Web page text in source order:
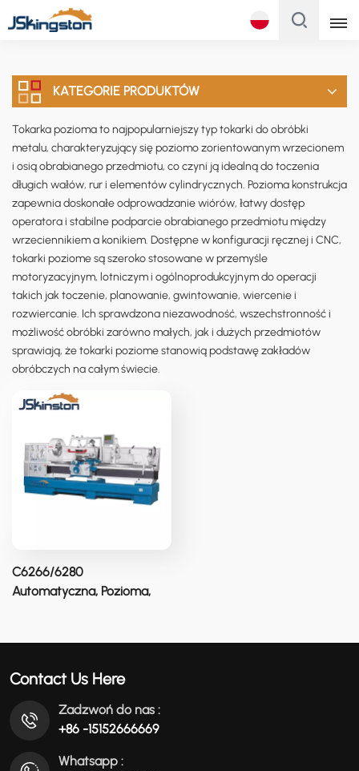
Polski
English
Français
Русский
Italiano
Español
Português
Türk
Polski
KATEGORIE PRODUKTÓW
Tokarka pozioma to najpopularniejszy typ tokarki do obróbki
metalu, charakteryzujący się poziomo zorientowanym wrzecionem
i osią obrabianego przedmiotu, co czyni ją idealną do toczenia
długich wałów, rur i elementów cylindrycznych. Pozioma konstrukcja
zapewnia doskonałe odprowadzanie wiórów, łatwy dostęp
operatora i stabilne podparcie obrabianego przedmiotu między
wrzeciennikiem a konikiem. Dostępne w konfiguracji ręcznej i CNC,
tokarki poziome są szeroko stosowane w przemyśle
motoryzacyjnym, lotniczym i ogólnoprodukcyjnym do operacji
takich jak toczenie, planowanie, gwintowanie, wiercenie i
rozwiercanie. Ich sprawdzona niezawodność, wszechstronność i
możliwość obróbki zarówno małych, jak i dużych przedmiotów
sprawiają, że tokarki poziome stanowią podstawę zakładów
obróbczych na całym świecie.
C6266/6280
Automatyczna, Pozioma,
Contact Us Here
Zadzwoń do nas :
+86 -15152666669
Whatsapp :